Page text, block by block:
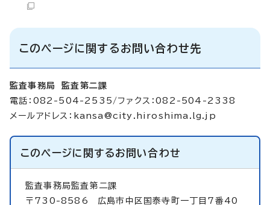
このページに関するお問い合わせ先
監査事務局 監査第二課
電話：082-504-2535/ファクス：082-504-2338
メールアドレス： kansa@city.hiroshima.lg.jp
このページに関するお問い合わせ
監査事務局監査第二課
〒730-8586 広島市中区国泰寺町一丁目7番40